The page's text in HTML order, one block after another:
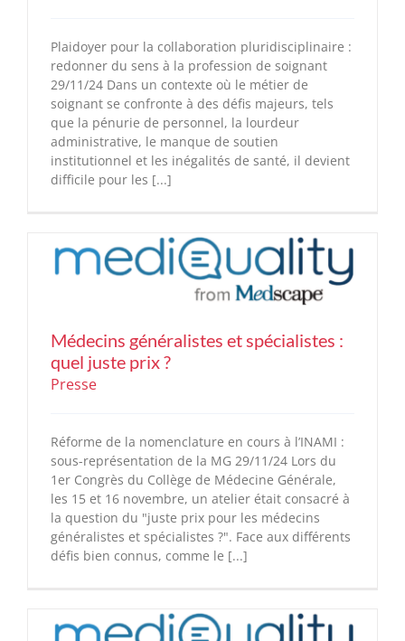
Plaidoyer pour la collaboration pluridisciplinaire :
redonner du sens à la profession de soignant
29/11/24 Dans un contexte où le métier de
soignant se confronte à des défis majeurs, tels
que la pénurie de personnel, la lourdeur
administrative, le manque de soutien
institutionnel et les inégalités de santé, il devient
difficile pour les [...]
Médecins généralistes et spécialistes :
quel juste prix ?
Presse
Réforme de la nomenclature en cours à l’INAMI :
sous-représentation de la MG 29/11/24 Lors du
1er Congrès du Collège de Médecine Générale,
les 15 et 16 novembre, un atelier était consacré à
la question du "juste prix pour les médecins
généralistes et spécialistes ?". Face aux différents
défis bien connus, comme le [...]